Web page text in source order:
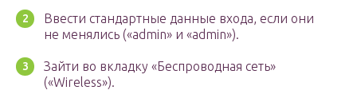
Ввести стандартные данные входа, если они
не менялись («admin» и «admin»).
Зайти во вкладку «Беспроводная сеть»
(«Wireless»).